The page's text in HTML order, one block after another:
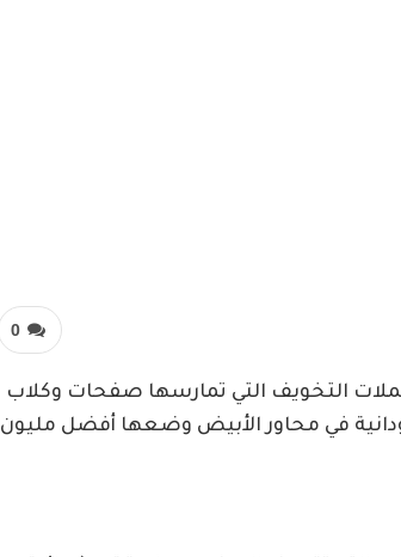
0
التخويف التي تمارسها صفحات وكلاب
في محاور الأبيض وضعها أفضل مليون